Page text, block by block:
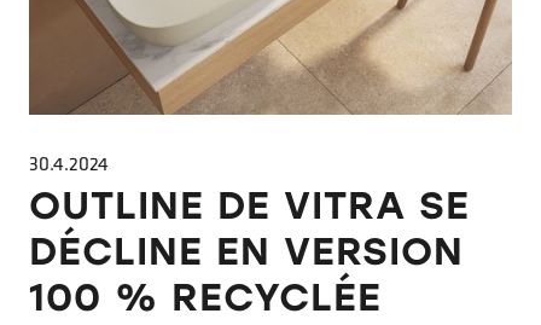
30.4.2024
OUTLINE DE VITRA SE
DÉCLINE EN VERSION
100 % RECYCLÉE